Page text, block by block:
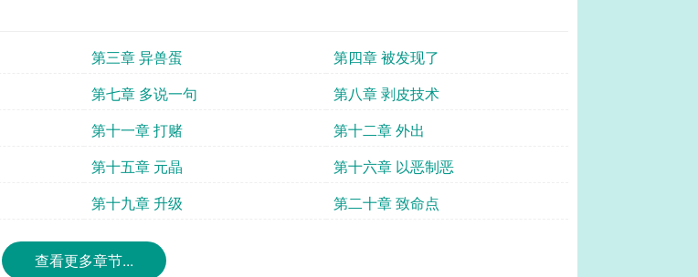
第三章 异兽蛋
第四章 被发现了
第七章 多说一句
第八章 剥皮技术
第十一章 打赌
第十二章 外出
第十五章 元晶
第十六章 以恶制恶
第十九章 升级 第二十章 致命点
查看更多章节...